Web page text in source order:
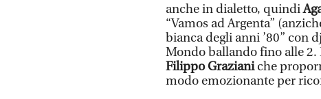
anche in dialetto, quindi
“Vamos ad Argenta”
bianca degli anni ’80” con
Mondo ballando fino alle 2.
Filippo Grazianiche
modo emozionante per